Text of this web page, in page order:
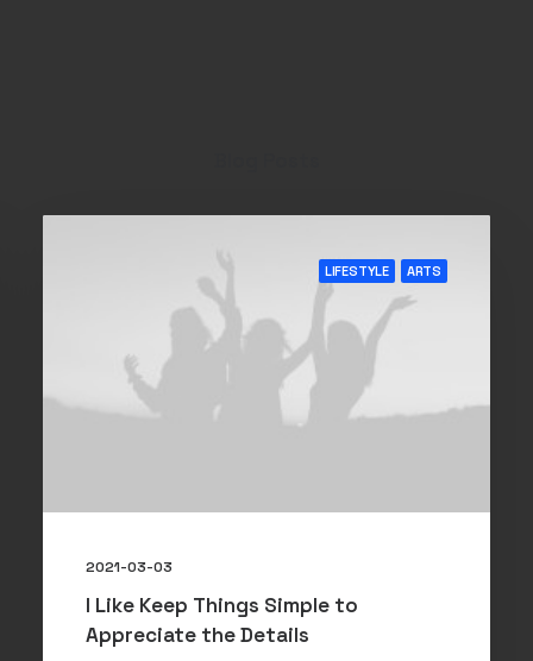
LIFESTYLE ARTS
2021-03-03
I Like Keep Things Simple to
Appreciate the Details